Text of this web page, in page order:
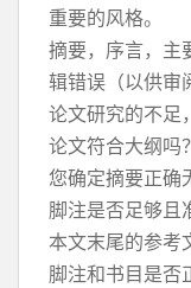
重要的风格。
摘要，序言，主
辑错误（以供审
论文研究的不足
论文符合大纲吗？
您确定摘要正确
脚注是否足够且
本文末尾的参考
脚注和书目是否